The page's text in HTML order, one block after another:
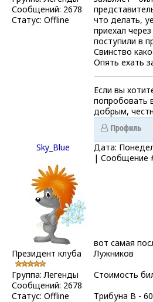
Сообщений: 2678
Статус: Offline
что делать,
приехал
поступили в
Свинство
Опять ехать
Если вы
попробовать
добрым,
Sky_Blue
Дата:
| Сообщение
Президент клуба
Группа: Легенды
Сообщений: 2678
Статус: Offline
вот самая
Лужников
Стоимость
Трибуна B -